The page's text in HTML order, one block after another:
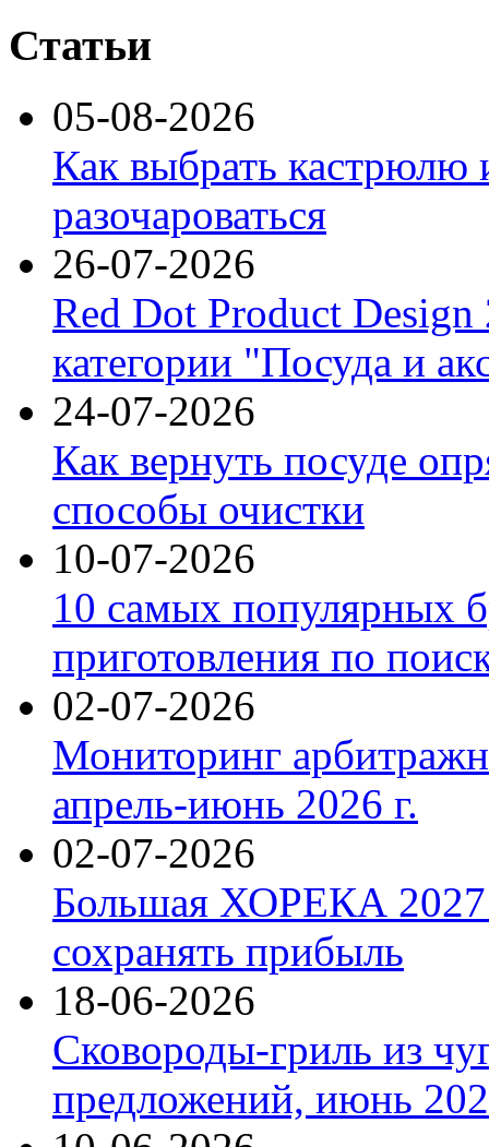
Статьи
05-08-2026
Как выбрать кастрюлю
разочароваться
26-07-2026
Red Dot Product Design
категории "Посуда и
24-07-2026
Как вернуть посуде
способы очистки
10-07-2026
10 самых популярных
приготовления по
02-07-2026
Мониторинг
апрель-июнь 2026 г.
02-07-2026
Большая ХОРЕКА 2027:
сохранять прибыль
18-06-2026
Сковороды-гриль из
предложений, июнь